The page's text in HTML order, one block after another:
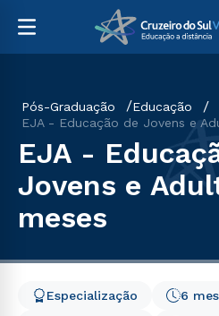
Pós-Graduação
Educação
EJA - Educação de Jovens e
EJA -
Jovens e
meses
6
Especialização